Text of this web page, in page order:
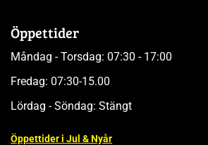
Öppettider
Måndag - Torsdag: 07:30 - 17:00
Fredag: 07:30-15.00
Lördag - Söndag: Stängt
Öppettider i Jul & Nyår